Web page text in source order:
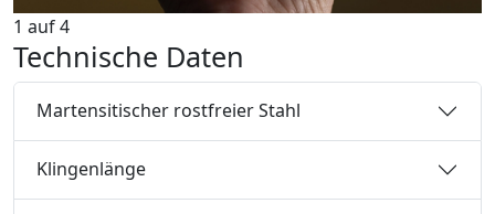
1 auf4
Technische Daten
Martensitischer rostfreier Stahl
Klingenlänge